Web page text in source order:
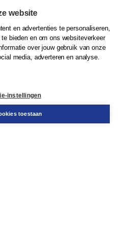
website
en advertenties te personaliseren,
bieden en om ons websiteverkeer
over jouw gebruik van onze
media, adverteren en analyse.
instellingen
toestaan